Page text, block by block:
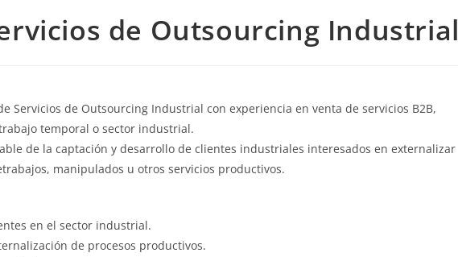
de Outsourcing Industrial
Servicios de Outsourcing Industrial con experiencia en venta de servicios B2B,
temporal o sector industrial.
de la captación y desarrollo de clientes industriales interesados en externalizar
manipulados u otros servicios productivos.
en el sector industrial.
de procesos productivos.